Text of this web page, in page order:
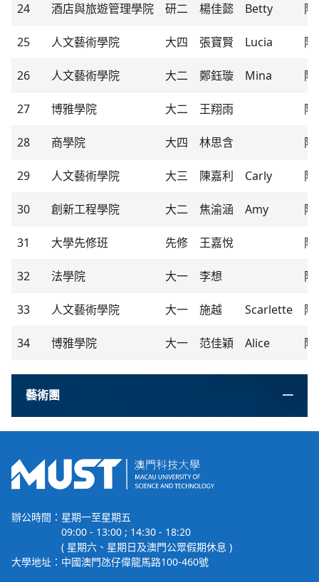
24 酒店與旅遊管理學院 研二 楊佳懿 Betty 隊
25 人文藝術學院 大四 張寶賢 Lucia 隊
26 人文藝術學院 大二 鄭鈺璇 Mina 隊
27 博雅學院 大二 王翔雨 隊
28 商學院 大四 林思含 隊
29 人文藝術學院 大三 陳嘉利 Carly 隊
30 創新工程學院 大二 焦渝涵 Amy 隊
31 大學先修班 先修 王嘉悅 隊
32 法學院 大一 李想 隊
33 人文藝術學院 大一 施越 Scarlette 隊
34 博雅學院 大一 范佳穎 Alice 隊
藝術團
辦公時間： 星期一至星期五
09:00 - 13:00 ; 14:30 - 18:20
( 星期六、星期日及澳門公眾假期休息 )
大學地址： 中國澳門氹仔偉龍馬路100-460號